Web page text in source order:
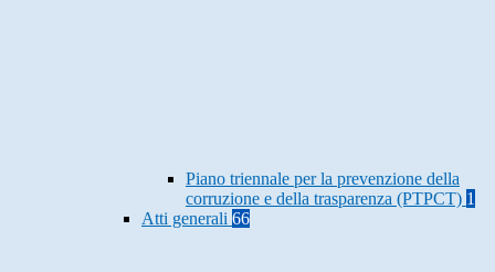
Piano triennale per la prevenzione della
corruzione e della trasparenza (PTPCT) 1
Atti generali 66